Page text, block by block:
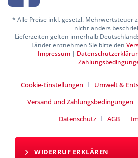
* Alle Preise inkl. gesetzl. Mehrwertsteuer
nicht anders
Lieferzeiten gelten innerhalb
Länder entnehmen Sie bitte den
Impressum |
Cookie-Einstellungen Umwelt &
Versand und Zahlungsbedingungen
Datenschutz
AGB
WIDERRUF ERKLÄREN